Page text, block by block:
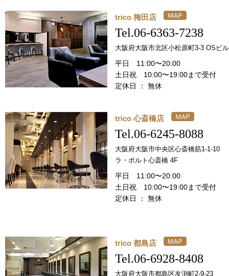
trico 梅田店
Tel.06-6363-7238
大阪府大阪市北区小松原町3-3 OSビル
平日 11:00〜20:00
土日祝 10:00〜19:00まで受付
定休日 ： 無休
trico 心斎橋店
Tel.06-6245-8088
大阪府大阪市中央区心斎橋筋1-1-10
ラ・ポルト心斎橋 4F
平日 11:00〜20:00
土日祝 10:00〜19:00まで受付
定休日 ： 無休
trico 都島店
Tel.06-6928-8408
大阪府大阪市都島区友渕町2-9-23